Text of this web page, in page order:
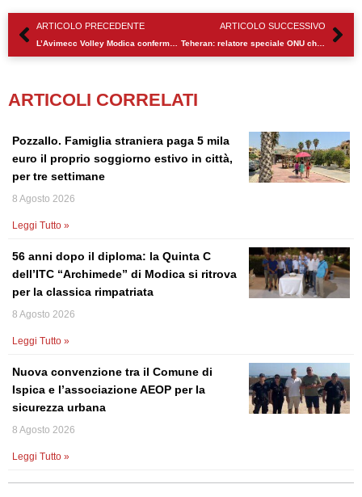
Precedente
ARTICOLO PRECEDENTE ARTICOLO SUCCESSIVO
ARTICOLI CORRELATI
Pozzallo. Famiglia straniera paga 5 mila
euro il proprio soggiorno estivo in città,
per tre settimane
8 Agosto 2026
Leggi Tutto »
56 anni dopo il diploma: la Quinta C
dell’ITC “Archimede” di Modica si ritrova
per la classica rimpatriata
8 Agosto 2026
Leggi Tutto »
Nuova convenzione tra il Comune di
Ispica e l’associazione AEOP per la
sicurezza urbana
8 Agosto 2026
Leggi Tutto »